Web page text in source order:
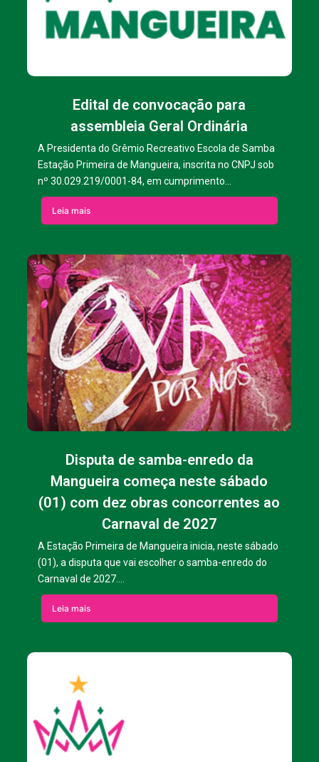
Edital de convocação para
assembleia Geral Ordinária
A Presidenta do Grêmio Recreativo Escola de Samba
Estação Primeira de Mangueira, inscrita no CNPJ sob
nº 30.029.219/0001-84, em cumprimento...
Leia mais
Disputa de samba-enredo da
Mangueira começa neste sábado
(01) com dez obras concorrentes ao
Carnaval de 2027
A Estação Primeira de Mangueira inicia, neste sábado
(01), a disputa que vai escolher o samba-enredo do
Carnaval de 2027....
Leia mais